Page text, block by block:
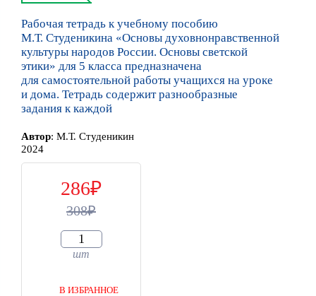
Рабочая тетрадь к учебному пособию
М.Т. Студеникина «Основы духовнонравственной
культуры народов России. Основы светской
этики» для 5 класса предназначена
для самостоятельной работы учащихся на уроке
и дома. Тетрадь содержит разнообразные
задания к каждой
Автор: М.Т. Студеникин
2024
286
308
шт
В ИЗБРАННОЕ